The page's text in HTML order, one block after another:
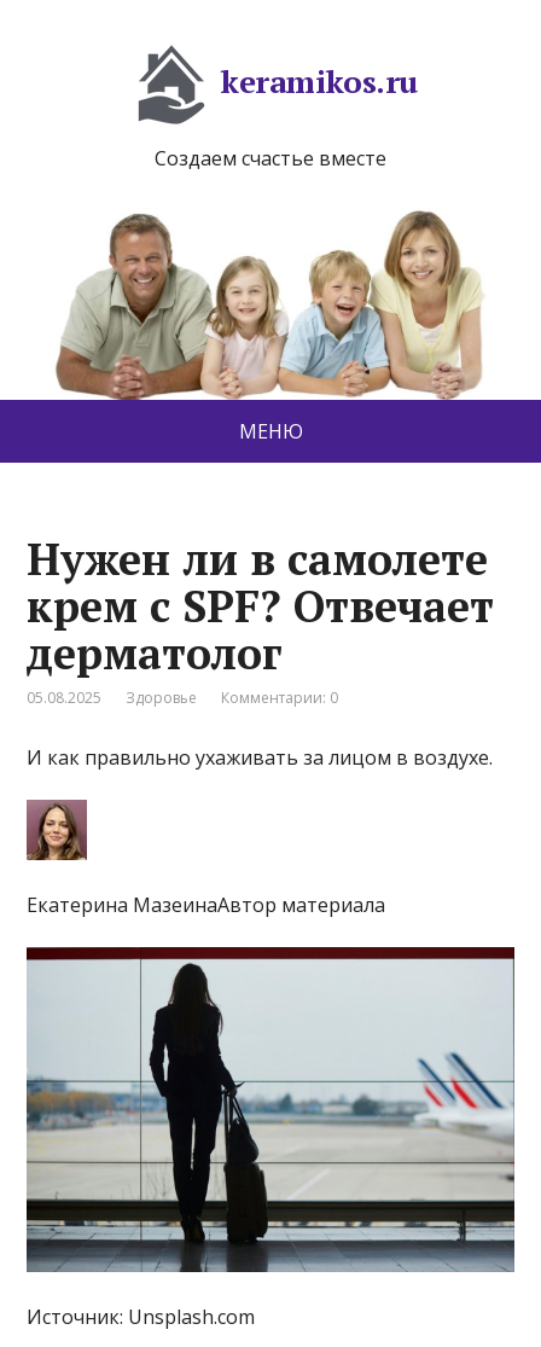
keramikos.ru
Создаем счастье вместе
МЕНЮ
Нужен ли в самолете
крем с SPF? Отвечает
дерматолог
05.08.2025 Здоровье Комментарии: 0
И как правильно ухаживать за лицом в воздухе.
Екатерина МазеинаАвтор материала
Источник: Unsplash.com